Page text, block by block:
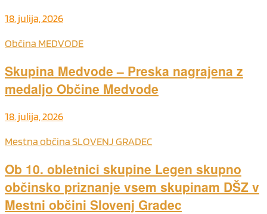
18. julija, 2026
Občina MEDVODE
Skupina Medvode – Preska nagrajena z
medaljo Občine Medvode
18. julija, 2026
Mestna občina SLOVENJ GRADEC
Ob 10. obletnici skupine Legen skupno
občinsko priznanje vsem skupinam DŠZ v
Mestni občini Slovenj Gradec